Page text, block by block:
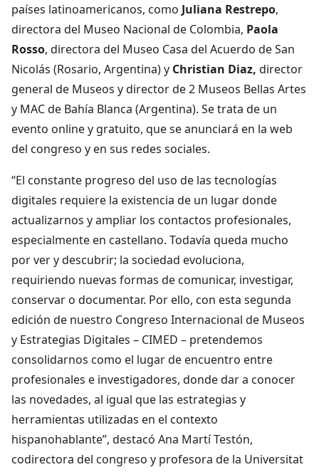
países latinoamericanos, como Juliana Restrepo,
directora del Museo Nacional de Colombia, Paola
Rosso, directora del Museo Casa del Acuerdo de San
Nicolás (Rosario, Argentina) y Christian Diaz, director
general de Museos y director de 2 Museos Bellas Artes
y MAC de Bahía Blanca (Argentina). Se trata de un
evento online y gratuito, que se anunciará en la web
del congreso y en sus redes sociales.
“El constante progreso del uso de las tecnologías
digitales requiere la existencia de un lugar donde
actualizarnos y ampliar los contactos profesionales,
especialmente en castellano. Todavía queda mucho
por ver y descubrir; la sociedad evoluciona,
requiriendo nuevas formas de comunicar, investigar,
conservar o documentar. Por ello, con esta segunda
edición de nuestro Congreso Internacional de Museos
y Estrategias Digitales – CIMED – pretendemos
consolidarnos como el lugar de encuentro entre
profesionales e investigadores, donde dar a conocer
las novedades, al igual que las estrategias y
herramientas utilizadas en el contexto
hispanohablante”, destacó Ana Martí Testón,
codirectora del congreso y profesora de la Universitat